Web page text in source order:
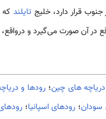
قرار دارد، خلیج تایلند
در آن صورت می‌گیرد و
های چین؛ رودها و
سودان؛ رودهای اسپانیا؛